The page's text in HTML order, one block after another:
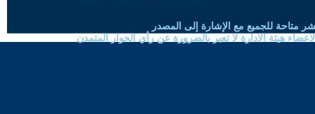
متاحة للجميع مع الإشارة إلى المصدر
هيئة الادارة لا تعبر بالضرورة عن رأي الحوار المتمدن